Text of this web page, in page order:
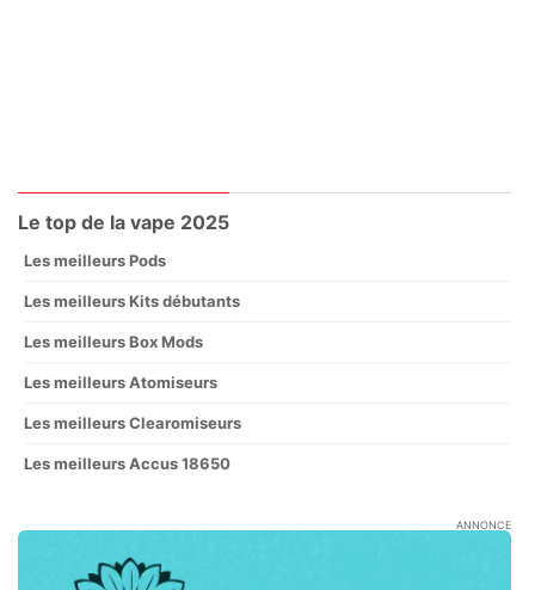
Le top de la vape 2025
Les meilleurs Pods
Les meilleurs Kits débutants
Les meilleurs Box Mods
Les meilleurs Atomiseurs
Les meilleurs Clearomiseurs
Les meilleurs Accus 18650
ANNONCE